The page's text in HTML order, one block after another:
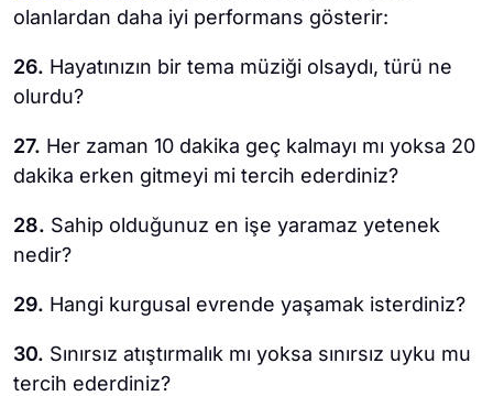
olanlardan daha iyi performans gösterir:
26. Hayatınızın bir tema müziği olsaydı, türü ne
olurdu?
27. Her zaman 10 dakika geç kalmayı mı yoksa 20
dakika erken gitmeyi mi tercih ederdiniz?
28. Sahip olduğunuz en işe yaramaz yetenek
nedir?
29. Hangi kurgusal evrende yaşamak isterdiniz?
30. Sınırsız atıştırmalık mı yoksa sınırsız uyku mu
tercih ederdiniz?